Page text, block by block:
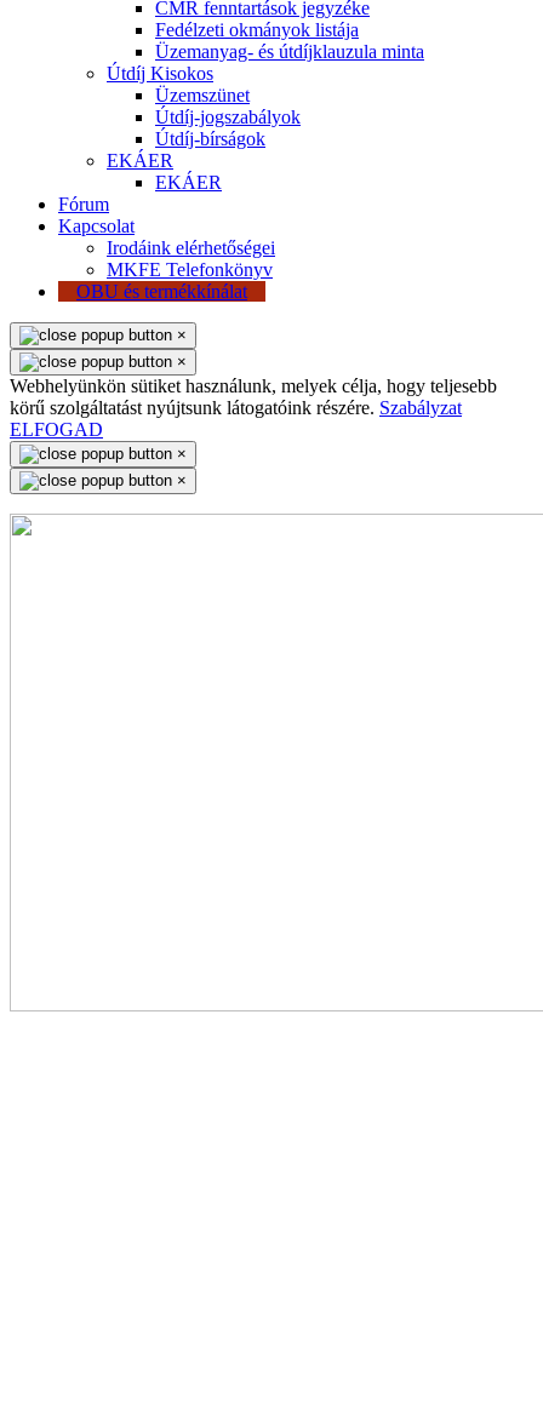
CMR fenntartások jegyzéke
Fedélzeti okmányok listája
Üzemanyag- és útdíjklauzula minta
Útdíj Kisokos
Üzemszünet
Útdíj-jogszabályok
Útdíj-bírságok
EKÁER
EKÁER
Fórum
Kapcsolat
Irodáink elérhetőségei
MKFE Telefonkönyv
OBU és termékkínálat
×
×
Webhelyünkön sütiket használunk, melyek célja, hogy teljesebb
körű szolgáltatást nyújtsunk látogatóink részére. Szabályzat
ELFOGAD
×
×